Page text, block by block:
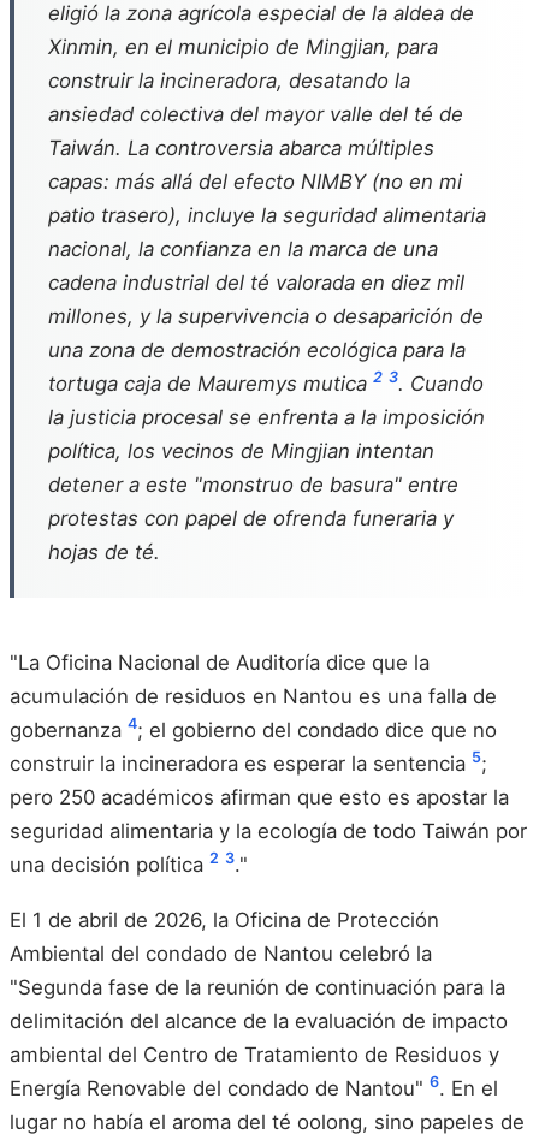
eligió la zona agrícola especial de la aldea de
Xinmin, en el municipio de Mingjian, para
construir la incineradora, desatando la
ansiedad colectiva del mayor valle del té de
Taiwán. La controversia abarca múltiples
capas: más allá del efecto NIMBY (no en mi
patio trasero), incluye la seguridad alimentaria
nacional, la confianza en la marca de una
cadena industrial del té valorada en diez mil
millones, y la supervivencia o desaparición de
una zona de demostración ecológica para la
tortuga caja de Mauremys mutica 2 3. Cuando
la justicia procesal se enfrenta a la imposición
política, los vecinos de Mingjian intentan
detener a este "monstruo de basura" entre
protestas con papel de ofrenda funeraria y
hojas de té.
"La Oficina Nacional de Auditoría dice que la
acumulación de residuos en Nantou es una falla de
gobernanza 4; el gobierno del condado dice que no
construir la incineradora es esperar la sentencia 5;
pero 250 académicos afirman que esto es apostar la
seguridad alimentaria y la ecología de todo Taiwán por
una decisión política 2 3."
El 1 de abril de 2026, la Oficina de Protección
Ambiental del condado de Nantou celebró la
"Segunda fase de la reunión de continuación para la
delimitación del alcance de la evaluación de impacto
ambiental del Centro de Tratamiento de Residuos y
Energía Renovable del condado de Nantou" 6. En el
lugar no había el aroma del té oolong, sino papeles de